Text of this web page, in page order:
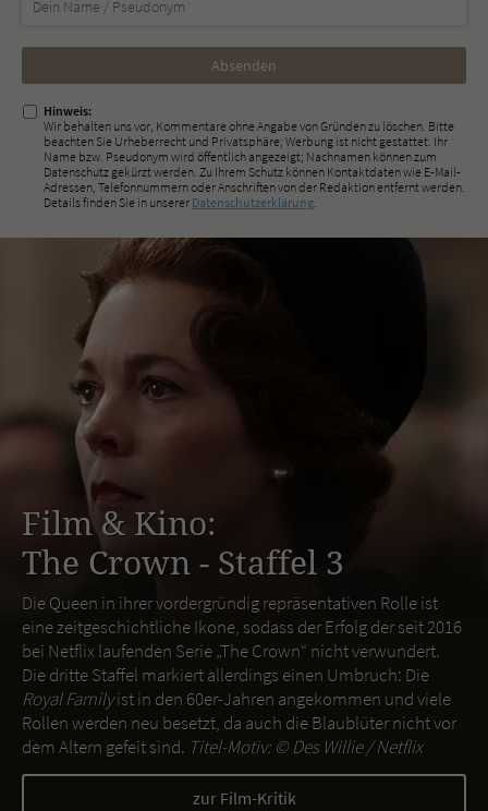
Nicht
ausfüllen!
Hinweis:
Wir behalten uns vor, Kommentare ohne Angabe von Gründen zu löschen. Bitte
beachten Sie Urheberrecht und Privatsphäre; Werbung ist nicht gestattet. Ihr
Name bzw. Pseudonym wird öffentlich angezeigt; Nachnamen können zum
Datenschutz gekürzt werden. Zu Ihrem Schutz können Kontaktdaten wie E-Mail-
Adressen, Telefonnummern oder Anschriften von der Redaktion entfernt werden.
Details finden Sie in unserer Datenschutzerklärung.
Film & Kino:
The Crown - Staffel 3
Die Queen in ihrer vordergründig repräsentativen Rolle ist
eine zeitgeschichtliche Ikone, sodass der Erfolg der seit 2016
bei Netflix laufenden Serie „The Crown“ nicht verwundert.
Die dritte Staffel markiert allerdings einen Umbruch: Die
Royal Familyist in den 60er-Jahren angekommen und viele
Rollen werden neu besetzt, da auch die Blaublüter nicht vor
dem Altern gefeit sind. Titel-Motiv: ©Des Willie / Netflix
zur Film-Kritik